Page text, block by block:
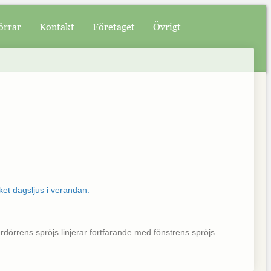
Kontakt Företaget Övrigt
spröjs linjerar fortfarande med fönstrens spröjs.